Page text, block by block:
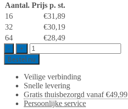
Aantal. Prijs p. st.
16
€31,89
32
€30,19
64
€28,49
- +
Bestel nu
Veilige verbinding
Snelle levering
Gratis thuisbezorgd vanaf €49,99
Persoonlijke service